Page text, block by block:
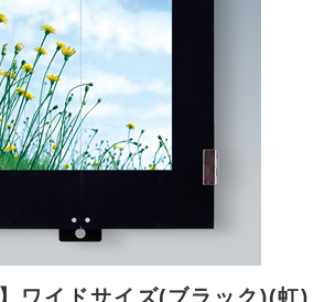
ワイドサイズ(ブラック)(虹)